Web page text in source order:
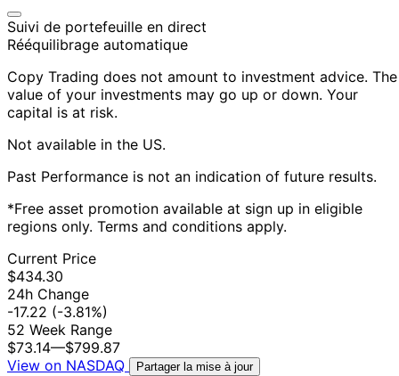
Suivi de portefeuille en direct
Rééquilibrage automatique
Copy Trading does not amount to investment advice. The
value of your investments may go up or down. Your
capital is at risk.
Not available in the US.
Past Performance is not an indication of future results.
*Free asset promotion available at sign up in eligible
regions only. Terms and conditions apply.
Current Price
$434.30
24h Change
-17.22 (-3.81%)
52 Week Range
$73.14—$799.87
View on NASDAQ
Partager la mise à jour